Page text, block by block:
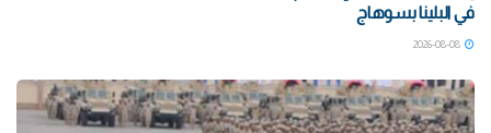
في البلينا بسوهاج